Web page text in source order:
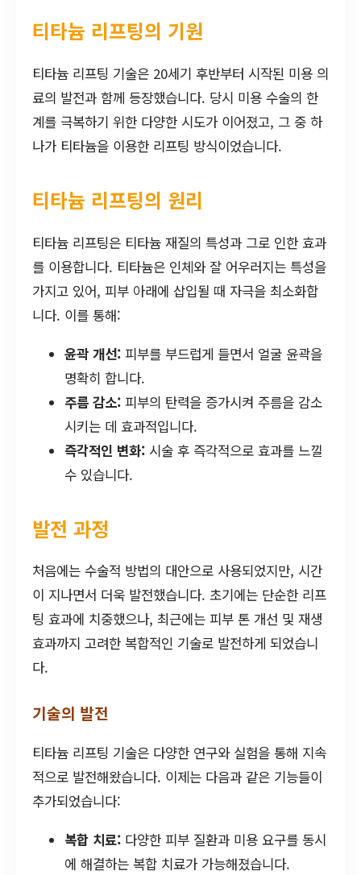
티타늄 리프팅의 기원
티타늄 리프팅 기술은 20세기 후반부터 시작된 미용 의
료의 발전과 함께 등장했습니다. 당시 미용 수술의 한
계를 극복하기 위한 다양한 시도가 이어졌고, 그 중 하
나가 티타늄을 이용한 리프팅 방식이었습니다.
티타늄 리프팅의 원리
티타늄 리프팅은 티타늄 재질의 특성과 그로 인한 효과
를 이용합니다. 티타늄은 인체와 잘 어우러지는 특성을
가지고 있어, 피부 아래에 삽입될 때 자극을 최소화합
니다. 이를 통해:
윤곽 개선: 피부를 부드럽게 들면서 얼굴 윤곽을
명확히 합니다.
주름 감소: 피부의 탄력을 증가시켜 주름을 감소
시키는 데 효과적입니다.
즉각적인 변화: 시술 후 즉각적으로 효과를 느낄
수 있습니다.
발전 과정
처음에는 수술적 방법의 대안으로 사용되었지만, 시간
이 지나면서 더욱 발전했습니다. 초기에는 단순한 리프
팅 효과에 치중했으나, 최근에는 피부 톤 개선 및 재생
효과까지 고려한 복합적인 기술로 발전하게 되었습니
다.
기술의 발전
티타늄 리프팅 기술은 다양한 연구와 실험을 통해 지속
적으로 발전해왔습니다. 이제는 다음과 같은 기능들이
추가되었습니다:
복합 치료: 다양한 피부 질환과 미용 요구를 동시
에 해결하는 복합 치료가 가능해졌습니다.